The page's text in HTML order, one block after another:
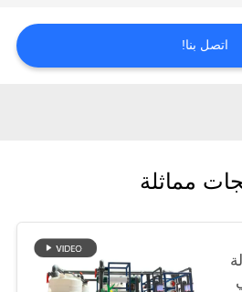
اتصل بنا!
مماثلة